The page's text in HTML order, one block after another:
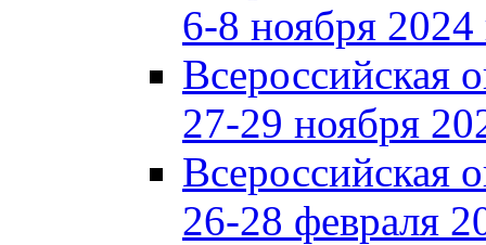
6-8 ноября 2024
Всероссийская
27-29 ноября
Всероссийская
26-28 февраля